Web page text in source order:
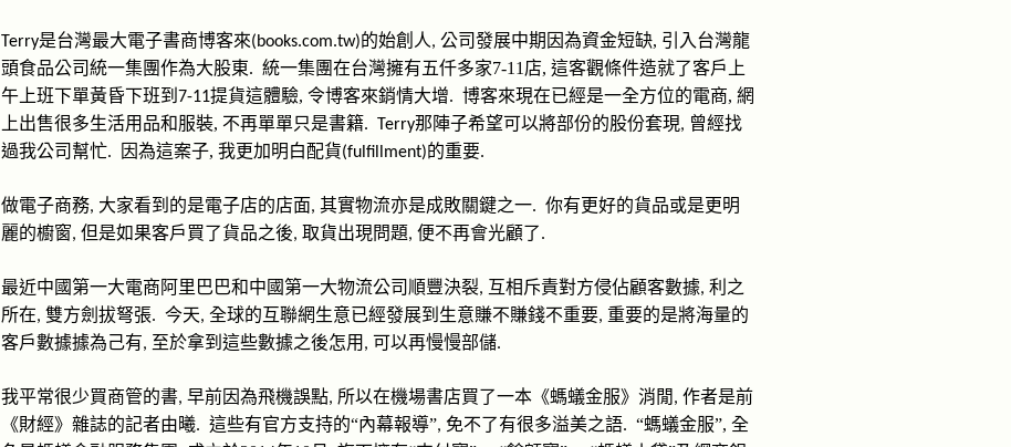
Terry是台灣最大電子書商博客來(books.com.tw)的始創人, 公司發展中期因為資金短缺, 引入 台灣龍
頭食品公司統一集團作為大股東. 統一集團在台灣擁有五仟多家7-11 店, 這客觀條件造就了客戶上
午上班下單黃昏下班到 7-11提貨這體驗, 令博客來銷情大增. 博客來現在已經是一全方位的電商, 網
上出售很多生活用品和服裝, 不再單單只是書籍. Terry那陣子希望可以將部份的股份套現, 曾經找
過我公司幫忙. 因為這案子, 我更加明白配貨(fulfillment)的重要.
做電子商務, 大家看到的是電子店的店面, 其實物流亦是成敗關鍵之一. 你有更好的貨品或是更明
麗的櫥窗, 但是如果客戶買了貨品之後, 取貨出現問題, 便不再會光顧了.
最近中國第一大電商阿里巴巴和中國第一大物流公司順豐決裂, 互相斥責對方侵佔顧客數據, 利之
所在, 雙方劍拔弩張. 今天, 全球的互聯網生意已經發展到生意賺不賺錢不重要, 重要的是將海量的
客戶數據據為己有, 至於拿到這些數據之後怎用 , 可以再慢慢部儲.
我平常很少買商管的書, 早前因為飛機誤點, 所以在機場書店買了一本《螞蟻金服》消閒, 作者是前
《財經》雜誌的記者由曦. 這些有官方支持的“內幕報導”, 免不了有很多溢美之語. “螞蟻金服”, 全